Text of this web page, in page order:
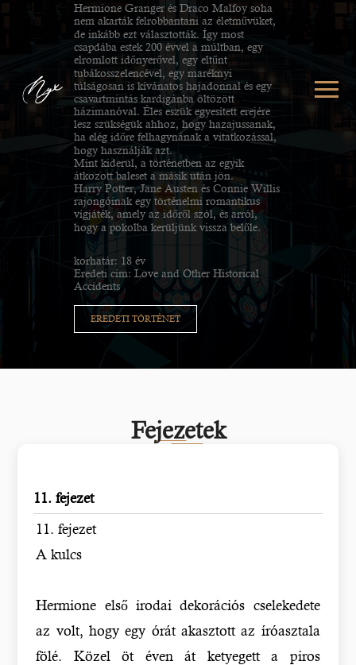
Hermione Granger és Draco Malfoy soha
nem akarták felrobbantani az életművüket,
de inkább ezt választották. Így most
csapdába estek 200 évvel a múltban, egy
elromlott időnyerővel, egy eltűnt
tubákosszelencével, egy maréknyi
túlságosan is kívánatos hajadonnal és egy
csavartmintás kardigánba öltözött
házimanóval. Éles eszük egyesített erejére
lesz szükségük ahhoz, hogy hazajussanak,
ha elég időre felhagynának a vitatkozással,
hogy használják azt.
Mint kiderül, a történetben az egyik
átkozott baleset a másik után jön.
Harry Potter, Jane Austen és Connie Willis
rajongóinak egy történelmi romantikus
vígjáték, amely az időről szól, és arról,
hogy a pokolba kerüljünk vissza belőle.
korhatár: 18 év
Eredeti cím: Love and Other Historical
Accidents
EREDETI TÖRTÉNET
Fejezetek
11. fejezet
11. fejezet
A kulcs
Hermione első irodai dekorációs cselekedete
az volt, hogy egy órát akasztott az íróasztala
fölé. Közel öt éven át ketyegett a piros